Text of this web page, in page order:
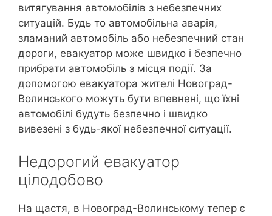
витягування автомобілів з небезпечних
ситуацій. Будь то автомобільна аварія,
зламаний автомобіль або небезпечний стан
дороги, евакуатор може швидко і безпечно
прибрати автомобіль з місця події. За
допомогою евакуатора жителі Новоград-
Волинського можуть бути впевнені, що їхні
автомобілі будуть безпечно і швидко
вивезені з будь-якої небезпечної ситуації.
Недорогий евакуатор
цілодобово
На щастя, в Новоград-Волинському тепер є